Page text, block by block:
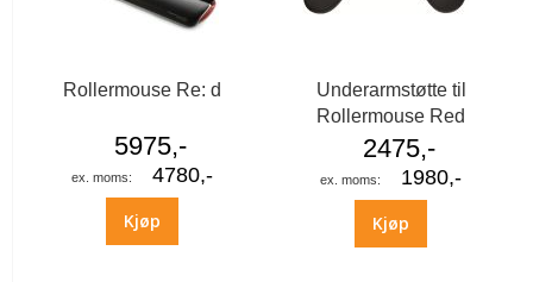
Rollermouse Re: d
5975,-
4780,-
Kjøp
Underarmstøtte til
Rollermouse Red
2475,-
1980,-
Kjøp